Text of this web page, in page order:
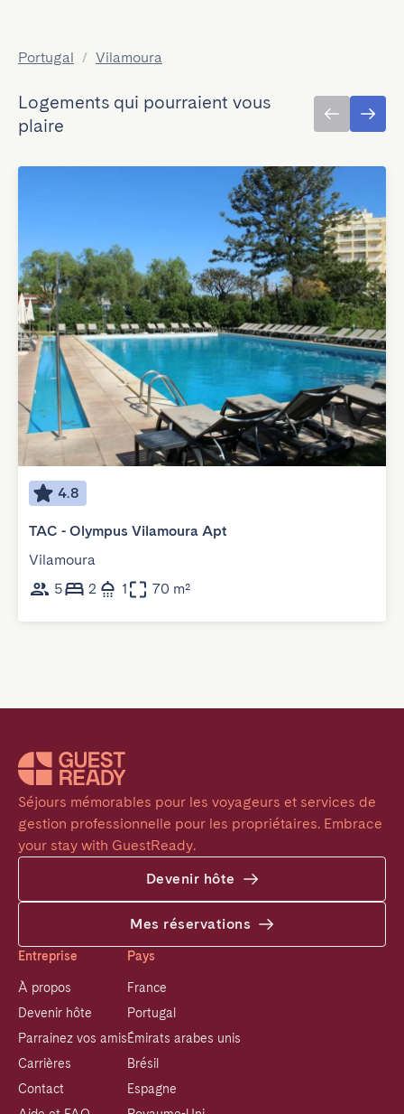
Portugal / Vilamoura
Logements qui pourraient vous
plaire
4.8
TAC - Olympus Vilamoura Apt
Vilamoura
5
2 1 70 m²
Séjours mémorables pour les voyageurs et services de
gestion professionnelle pour les propriétaires. Embrace
your stay with GuestReady.
Devenir hôte
Mes réservations
Entreprise
À propos
Devenir hôte
Parrainez vos amis
Carrières
Contact
Pays
France
Portugal
Émirats arabes unis
Brésil
Espagne